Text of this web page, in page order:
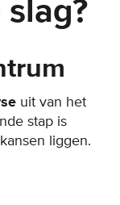
uit van het
stap is
liggen.